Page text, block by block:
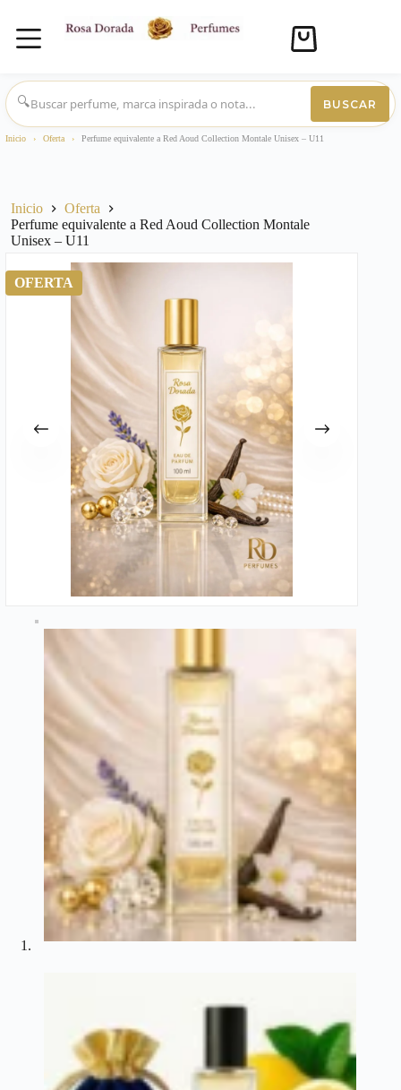
Saltar
al
contenido
Carro
compra
🔍
BUSCAR
Inicio › Oferta › Perfume equivalente a Red Aoud Collection Montale Unisex – U11
Inicio
Oferta
Perfume equivalente a Red Aoud Collection Montale
Unisex – U11
OFERTA